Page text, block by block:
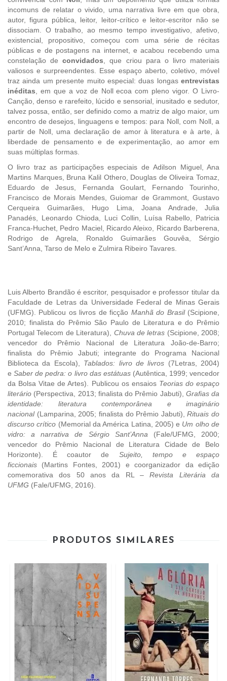
incomuns de relatar o vivido, uma narrativa livre em que obra,
autor, figura pública, leitor, leitor-crítico e leitor-escritor não se
dissociam. O trabalho, ao mesmo tempo investigativo, afetivo,
existencial, propositivo, começou com uma série de récitas
públicas e de postagens na internet, e acabou recebendo uma
constelação deconvidados , que criou para o livro materiais
valiosos e surpreendentes. Esse espaço aberto, coletivo, móvel
traz ainda um presente muito especial: duas longas entrevistas
inéditas , em que a voz de Noll ecoa com pleno vigor. O Livro-
Canção, denso e rarefeito, lúcido e sensorial, inusitado e sedutor,
talvez possa, então, ser definido como a matriz de algo maior, um
encontro de desejos, linguagens e tempos: para Noll, com Noll, a
partir de Noll, uma declaração de amor à literatura e à arte, à
liberdade de pensamento e de experimentação, ao amor em
suas múltiplas formas.
O livro traz as participações especiais deAdilson Miguel, Ana
Martins Marques, Bruna Kalil Othero, Douglas de Oliveira Tomaz,
Eduardo de Jesus, Fernanda Goulart, Fernando Tourinho,
Francisco de Morais Mendes, Guiomar de Grammont, Gustavo
Cerqueira Guimarães, Hugo Lima, Joana Andrade, Julia
Panadés, Leonardo Chioda, Luci Collin, Luísa Rabello, Patricia
Franca-Huchet, Pedro Maciel, Ricardo Aleixo, Ricardo Barberena,
Rodrigo de Agrela, Ronaldo Guimarães Gouvêa, Sérgio
Sant’Anna, Tarso de Melo e Zulmira Ribeiro Tavares.
Luis Alberto Brandão é escritor, pesquisador e professor titular da
Faculdade de Letras da Universidade Federal de Minas Gerais
(UFMG). Publicou os livros de ficção Manhã do Brasil (Scipione,
2010; finalista do Prêmio São Paulo de Literatura e do Prêmio
Portugal Telecom de Literatura), Chuva de letras (Scipione, 2008;
vencedor do Prêmio Nacional de Literatura João-de-Barro;
finalista do Prêmio Jabuti; integrante do Programa Nacional
Biblioteca da Escola), Tablados: livro de livros (7Letras, 2004)
eSaber de pedra: o livro das estátuas (Autêntica, 1999; vencedor
da Bolsa Vitae de Artes). Publicou os ensaios Teorias do espaço
literário (Perspectiva, 2013; finalista do Prêmio Jabuti), Grafias da
identidade: literatura contemporânea e imaginário
nacional(Lamparina, 2005; finalista do Prêmio Jabuti),Rituais do
discurso crítico (Memorial da América Latina, 2005) e Um olho de
vidro: a narrativa de Sérgio Sant’Anna (Fale/UFMG, 2000;
vencedor do Prêmio Nacional de Literatura Cidade de Belo
Horizonte). É coautor de Sujeito, tempo e espaço
ficcionais (Martins Fontes, 2001) e coorganizador da edição
comemorativa dos 50 anos da RL –Revista Literária da
UFMG (Fale/UFMG, 2016).
PRODUTOS SIMILARES